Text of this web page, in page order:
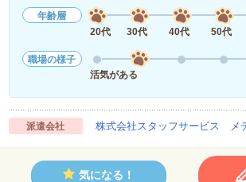
年齢層
20代
30代 40代 50代
職場の様子
活気がある
派遣会社 株式会社スタッフサービス メ
気になる！